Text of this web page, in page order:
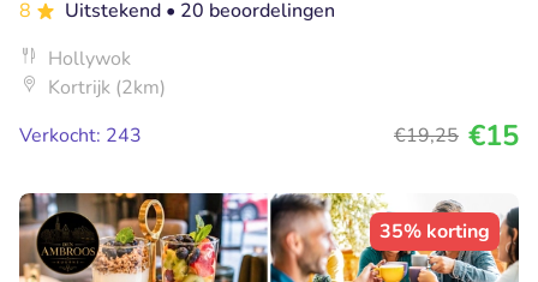
8
Uitstekend • 20 beoordelingen
Hollywok
Kortrijk (2km)
Verkocht: 243
€19,25 €15
35% korting